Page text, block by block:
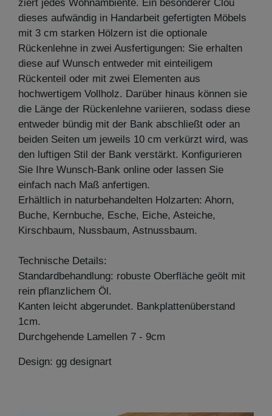
ziert jedes Wohnambiente. Ein besonderer Clou
dieses aufwändig in Handarbeit gefertigten Möbels
mit 3 cm starken Hölzern ist die optionale
Rückenlehne in zwei Ausfertigungen: Sie erhalten
diese auf Wunsch entweder mit einteiligem
Rückenteil oder mit zwei Elementen aus
hochwertigem Vollholz. Darüber hinaus können sie
die Länge der Rückenlehne variieren, sodass diese
entweder bündig mit der Bank abschließt oder an
beiden Seiten um jeweils 10 cm verkürzt wird, was
den luftigen Stil der Bank verstärkt. Konfigurieren
Sie Ihre Wunsch-Bank online oder lassen Sie
einfach nach Maß anfertigen.
Erhältlich in naturbehandelten Holzarten: Ahorn,
Buche, Kernbuche, Esche, Eiche, Asteiche,
Kirschbaum, Nussbaum, Astnussbaum.
Technische Details:
Standardbehandlung: robuste Oberfläche geölt mit
rein pflanzlichem Öl.
Kanten leicht abgerundet. Bankplattenüberstand
1cm.
Durchgehende Lamellen 7 - 9cm
Design: gg designart